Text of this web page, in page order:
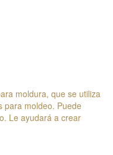
moldura, que se utiliza
para moldeo. Puede
Le ayudará a crear